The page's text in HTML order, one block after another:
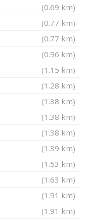
(0.69 km)
(0.77 km)
(0.77 km)
(0.96 km)
(1.15 km)
(1.28 km)
(1.38 km)
(1.38 km)
(1.38 km)
(1.39 km)
(1.53 km)
(1.63 km)
(1.91 km)
(1.91 km)